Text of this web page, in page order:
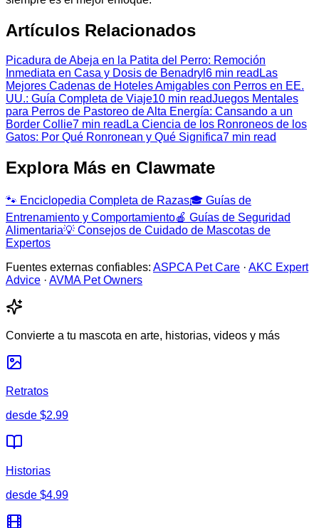
Artículos Relacionados
Picadura de Abeja en la Patita del Perro: Remoción
Inmediata en Casa y Dosis de Benadryl 6 min read Las
Mejores Cadenas de Hoteles Amigables con Perros en EE.
UU.: Guía Completa de Viaje10 min readJuegos Mentales
para Perros de Pastoreo de Alta Energía: Cansando a un
Border Collie7 min read La Ciencia de los Ronroneos de los
Gatos: Por Qué Ronronean y Qué Significa7 min read
Explora Más en Clawmate
🐾 Enciclopedia Completa de Razas🎓 Guías de
Entrenamiento y Comportamiento🍎 Guías de Seguridad
Alimentaria💡 Consejos de Cuidado de Mascotas de
Expertos
Fuentes externas confiables: ASPCA Pet Care · AKC Expert
Advice · AVMA Pet Owners
Convierte a tu mascota en arte, historias, videos y más
Retratos
desde $2.99
Historias
desde $4.99